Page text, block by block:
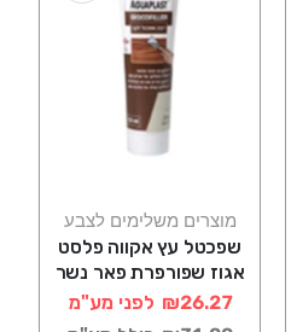
מוצרים משלימים לצבע
שפכטל עץ אקווה פלסט
אגוז שפורפרת פאר נשר
₪26.27 לפני מע"מ